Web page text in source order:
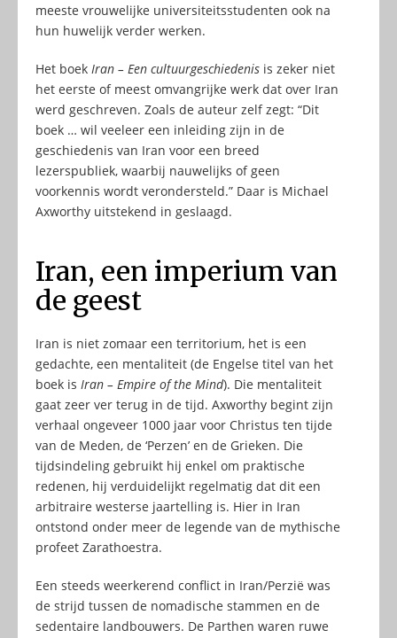
meeste vrouwelijke universiteitsstudenten ook na
hun huwelijk verder werken.
Het boek Iran – Een cultuurgeschiedenis is zeker niet
het eerste of meest omvangrijke werk dat over Iran
werd geschreven. Zoals de auteur zelf zegt: “Dit
boek … wil veeleer een inleiding zijn in de
geschiedenis van Iran voor een breed
lezerspubliek, waarbij nauwelijks of geen
voorkennis wordt verondersteld.” Daar is Michael
Axworthy uitstekend in geslaagd.
Iran, een imperium van
de geest
Iran is niet zomaar een territorium, het is een
gedachte, een mentaliteit (de Engelse titel van het
boek is Iran – Empire of the Mind). Die mentaliteit
gaat zeer ver terug in de tijd. Axworthy begint zijn
verhaal ongeveer 1000 jaar voor Christus ten tijde
van de Meden, de ‘Perzen’ en de Grieken. Die
tijdsindeling gebruikt hij enkel om praktische
redenen, hij verduidelijkt regelmatig dat dit een
arbitraire westerse jaartelling is. Hier in Iran
ontstond onder meer de legende van de mythische
profeet Zarathoestra.
Een steeds weerkerend conflict in Iran/Perzië was
de strijd tussen de nomadische stammen en de
sedentaire landbouwers. De Parthen waren ruwe